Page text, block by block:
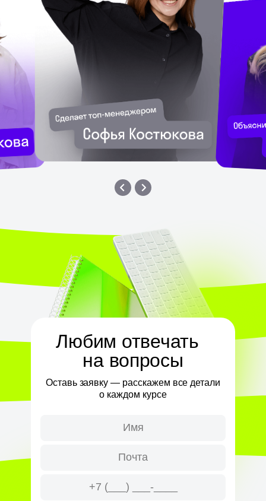
Любим отвечать
на вопросы
Оставь заявку — расскажем все детали
о каждом курсе